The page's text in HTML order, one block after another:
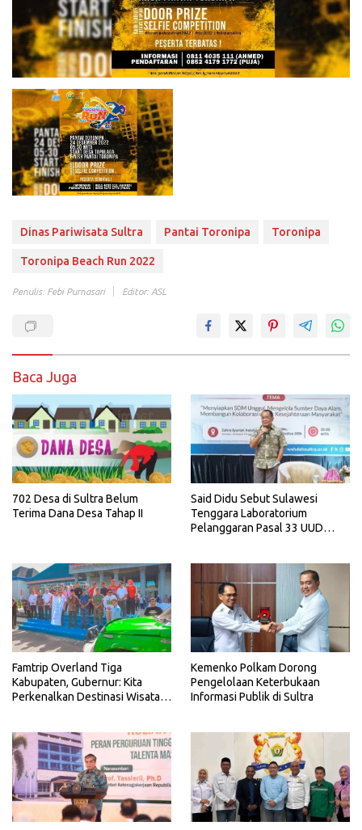
Dinas Pariwisata Sultra Pantai Toronipa Toronipa
Toronipa Beach Run 2022
Penulis: Febi Purnasari Editor: ASL
Baca Juga
702 Desa di Sultra Belum
Terima Dana Desa Tahap II
Said Didu Sebut Sulawesi
Tenggara Laboratorium
Pelanggaran Pasal 33 UUD
Famtrip Overland Tiga
Kabupaten, Gubernur: Kita
Perkenalkan Destinasi Wisata
Kemenko Polkam Dorong
Pengelolaan Keterbukaan
Informasi Publik di Sultra